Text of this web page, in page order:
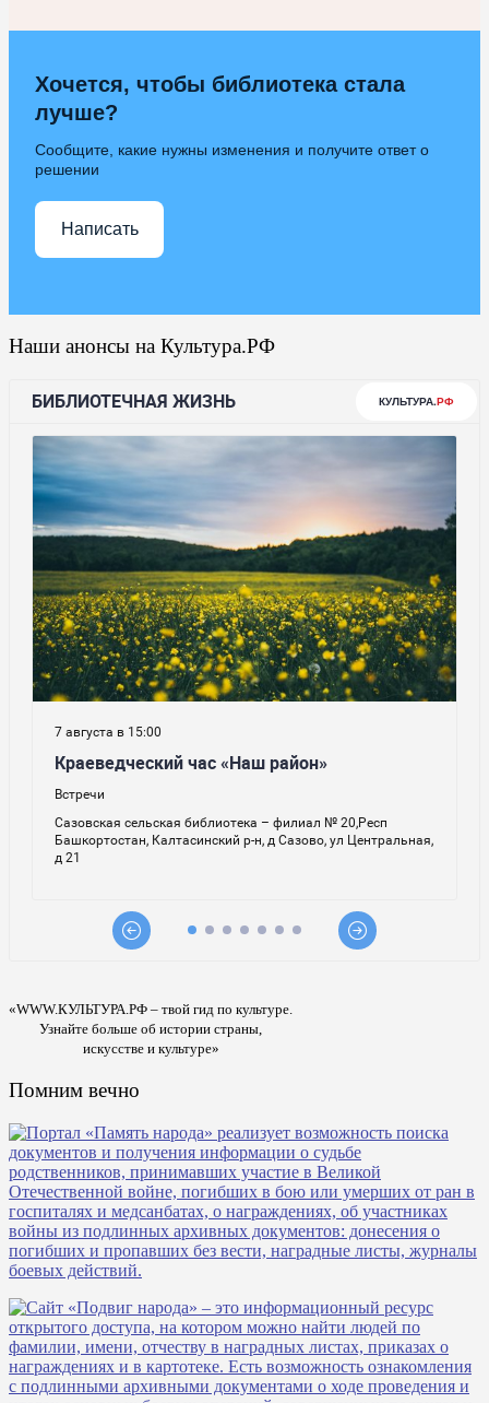
Хочется, чтобы библиотека стала
лучше?
Сообщите, какие нужны изменения и получите ответ о
решении
Написать
Наши анонсы на Культура.РФ
«WWW.КУЛЬТУРА.РФ – твой гид по культуре.
Узнайте больше об истории страны,
искусстве и культуре»
Помним вечно